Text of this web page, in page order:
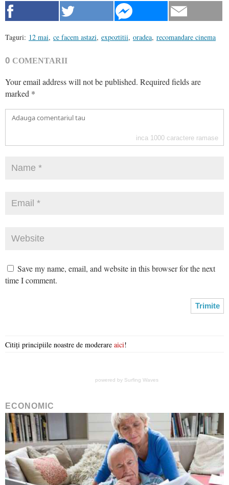
Taguri: 12 mai, ce facem astazi, expoztitii, oradea, recomandare cinema
0 COMENTARII
Your email address will not be published. Required fields are
marked *
inca 1000 caractere ramase
Save my name, email, and website in this browser for the next
time I comment.
Citiți principiile noastre de moderare aici!
powered by Surfing Waves
ECONOMIC